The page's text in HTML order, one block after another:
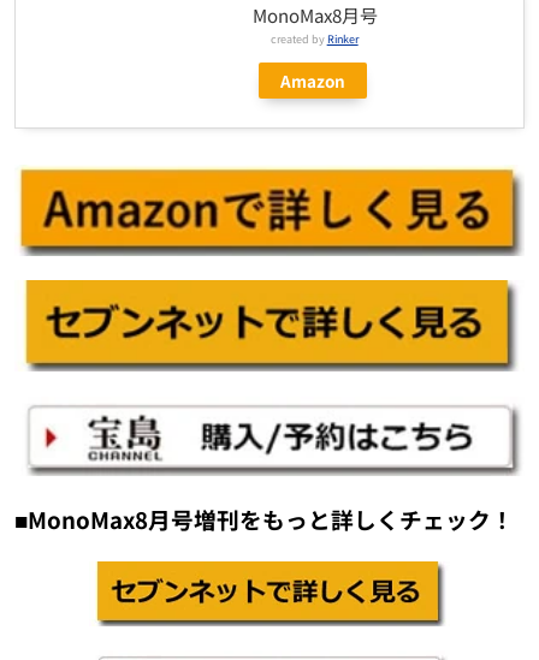
MonoMax8月号
created byRinker
Amazon
■MonoMax8月号増刊をもっと詳しくチェック！